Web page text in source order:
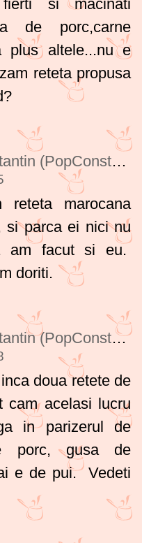
fierti si macinati
de porc,carne
altele...nu e
reteta propusa
(PopConstantin378)
marocana
parca ei nici nu
am facut si eu.
doriti.
(PopConstantin378)
doua retete de
cam acelasi lucru
in parizerul de
porc, gusa de
e de pui. Vedeti